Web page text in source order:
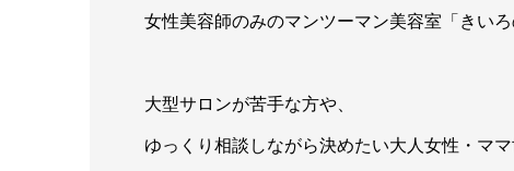
女性美容師のみのマンツーマン美容室「きいろ
大型サロンが苦手な方や、
ゆっくり相談しながら決めたい大人女性・マ